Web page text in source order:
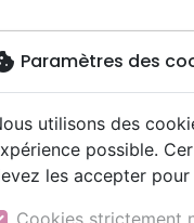
société, politique
9 - 12 ans
jeunes
hop
vraies, témoignages
reportages
cadeaux
(La)
Paramètres des
utilisons des
possible.
les accepter
Cookies strictement